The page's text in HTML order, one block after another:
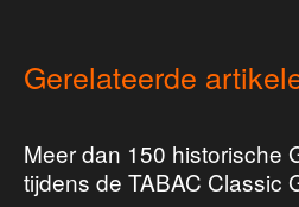
Gerelateerde
Meer dan 150 historische
tijdens de TABAC Classic